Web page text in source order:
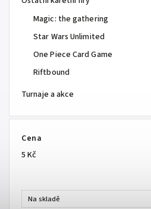
Magic: the gathering
Star Wars Unlimited
One Piece Card Game
Riftbound
Turnaje a akce
Cena
5 Kč
Na skladě